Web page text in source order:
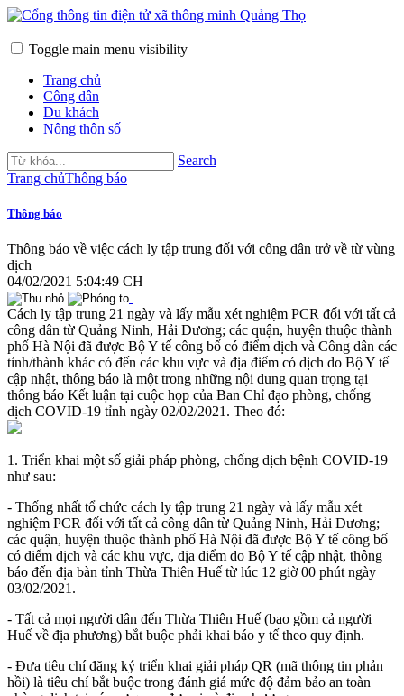
Toggle main menu visibility
Trang chủ
Công dân
Du khách
Nông thôn số
Search
Trang chủThông báo
Thông báo
Thông báo về việc cách ly tập trung đối với công dân trở về từ vùng
dịch
04/02/2021 5:04:49 CH
Cách ly tập trung 21 ngày và lấy mẫu xét nghiệm PCR đối với tất cả
công dân từ Quảng Ninh, Hải Dương; các quận, huyện thuộc thành
phố Hà Nội đã được Bộ Y tế công bố có điểm dịch và Công dân các
tỉnh/thành khác có đến các khu vực và địa điểm có dịch do Bộ Y tế
cập nhật, thông báo là một trong những nội dung quan trọng tại
thông báo Kết luận tại cuộc họp của Ban Chỉ đạo phòng, chống
dịch COVID-19 tỉnh ngày 02/02/2021. Theo đó:
1. Triển khai một số giải pháp phòng, chống dịch bệnh COVID-19
như sau:
- Thống nhất tổ chức cách ly tập trung 21 ngày và lấy mẫu xét
nghiệm PCR đối với tất cả công dân từ Quảng Ninh, Hải Dương;
các quận, huyện thuộc thành phố Hà Nội đã được Bộ Y tế công bố
có điểm dịch và các khu vực, địa điểm do Bộ Y tế cập nhật, thông
báo đến địa bàn tỉnh Thừa Thiên Huế từ lúc 12 giờ 00 phút ngày
03/02/2021 .
- Tất cả mọi người dân đến Thừa Thiên Huế (bao gồm cả người
Huế về địa phương) bắt buộc phải khai báo y tế theo quy định.
- Đưa tiêu chí đăng ký triển khai giải pháp QR (mã thông tin phản
hồi) là tiêu chí bắt buộc trong đánh giá mức độ đảm bảo an toàn